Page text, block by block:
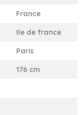
France
Ile de france
Paris
176 cm